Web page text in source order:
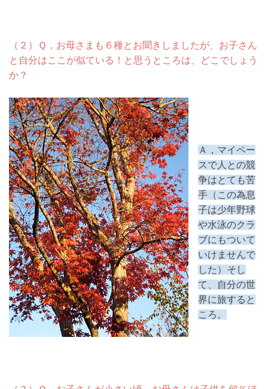
（２）Ｑ，お母さまも６種とお聞きしましたが、お子さん
と自分はここが似ている！と思うところは、どこでしょう
か？
Ａ，マイペー
スで人との競
争はとても苦
手（この為息
子は少年野球
や水泳のクラ
ブにもついて
いけませんで
した）そし
て、自分の世
界に旅すると
ころ。